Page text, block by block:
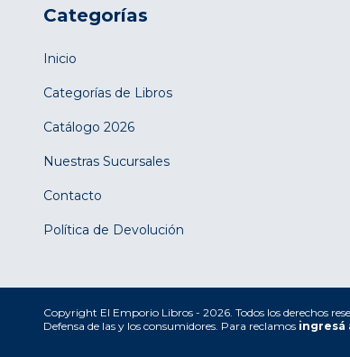
Categorías
Inicio
Categorías de Libros
Catálogo 2026
Nuestras Sucursales
Contacto
Política de Devolución
Copyright El Emporio Libros - 2026. Todos los derechos
Defensa de las y los consumidores. Para reclamos ingresá